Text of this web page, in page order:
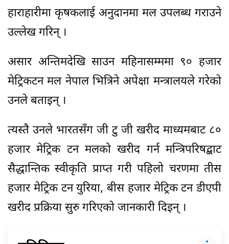
हाराहारीमा कृषकलाई अनुदानमा मल उपलब्ध गराउने
उल्लेख गरिन् ।
असार अन्तिमदेखि साउन महिनासम्ममा ९० हजार
मेट्रिकटन मल नेपाल भित्रिने अपेक्षा मन्त्रालयले गरेको
उनले बताइन् ।
त्यस्तै उनले भारतसँग जी टु जी खरीद माध्यमबाट ८०
हजार मेट्रिक टन मलको खरीद गर्न मन्त्रिपरिषद्बाट
सैद्धान्तिक स्वीकृति प्राप्त गरी पहिलो चरणमा तीस
हजार मेट्रिक टन युरिया, बीस हजार मेट्रिक टन डीएपी
खरीद प्रक्रिया सुरु गरिएको जानकारी दिइन् ।